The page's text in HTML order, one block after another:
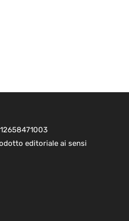
editoriale ai sensi